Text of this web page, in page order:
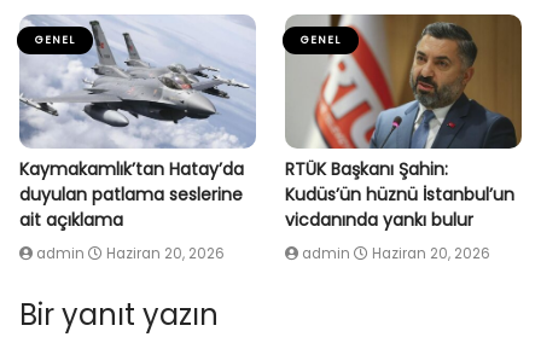
GENEL
Kaymakamlık’tan Hatay’da
duyulan patlama seslerine
ait açıklama
admin Haziran 20, 2026
GENEL
RTÜK Başkanı Şahin:
Kudüs’ün hüznü İstanbul’un
vicdanında yankı bulur
admin Haziran 20, 2026
Bir yanıt yazın